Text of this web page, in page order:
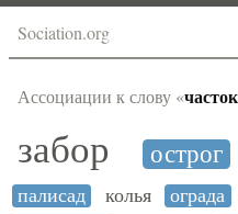
Sociation.org
Ассоциации к слову «
забор острог
палисад колья ограда